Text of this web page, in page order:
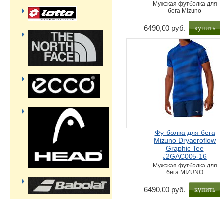
Мужская футболка для
бега Mizuno
6490,00 руб. купить
Футболка для бега
Mizuno Dryaeroflow
Graphic Tee
J2GAC005-16
Мужская футболка для
бега MIZUNO
6490,00 руб. купить